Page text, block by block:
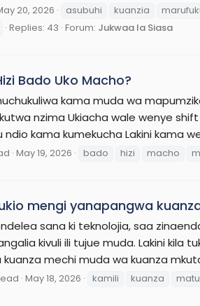
20, 2026 asubuhi kuanzia
Replies: 43 Forum: Jukwaa la Siasa
Bado Uko Macho?
kama muda wa
nzima Ukiacha wale wenye
kama kumekucha Lakini kama
May 19, 2026 bado hizi macho
mengi yanapangwa
sana ki teknolojia, saa
kivuli ili tujue muda. Lakini kila
mechi muda wa kuanza
May 18, 2026 kamili kuanza